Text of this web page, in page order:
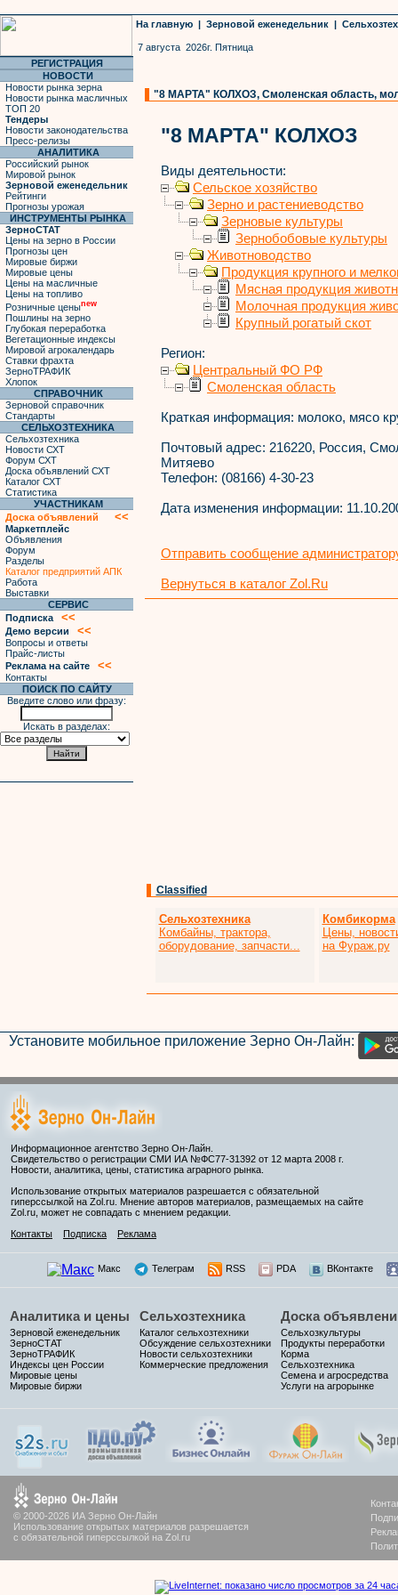
На главную | Зерновой еженедельник |
7 августа 2026г. Пятница
РЕГИСТРАЦИЯ
НОВОСТИ
Новости рынка зерна
Новости рынка масличных
ТОП 20
Тендеры
Новости законодательства
Пресс-релизы
АНАЛИТИКА
Российский рынок
Мировой рынок
Зерновой еженедельник
Рейтинги
Прогнозы урожая
ИНСТРУМЕНТЫ РЫНКА
ЗерноСТАТ
Цены на зерно в России
Прогнозы цен
Мировые биржи
Мировые цены
Цены на масличные
Цены на топливо
Розничные ценыnew
Пошлины на зерно
Глубокая переработка
Вегетационные индексы
Мировой агрокалендарь
Ставки фрахта
ЗерноТРАФИК
Хлопок
СПРАВОЧНИК
Зерновой справочник
Стандарты
СЕЛЬХОЗТЕХНИКА
Сельхозтехника
Новости СХТ
Форум СХТ
Доска объявлений СХТ
Каталог СХТ
Статистика
УЧАСТНИКАМ
Доска объявлений
<<
Маркетплейс
Объявления
Форум
Разделы
Каталог предприятий АПК
Работа
Выставки
СЕРВИС
Подписка
<<
Демо версии <<
Вопросы и ответы
Прайс-листы
Реклама на сайте
<<
Контакты
ПОИСК ПО САЙТУ
Введите слово или фразу:
Искать в разделах:
"8 МАРТА" КОЛХОЗ, Смоленская область,
"8 МАРТА" КОЛХОЗ
Виды деятельности:
Сельское хозяйство
Зерно и растениеводство
Зерновые культуры
Зернобобовые культуры
Животноводство
Продукция крупного и
Мясная продукция
Молочная продукция
Крупный рогатый скот
Регион:
Центральный ФО РФ
Смоленская область
Краткая информация: молоко, мясо
Почтовый адрес: 216220, Россия,
Митяево
Телефон: (08166) 4-30-23
Дата изменения информации:
Отправить сообщение
Вернуться в каталог Zol.Ru
Classified
Сельхозтехника
Комбайны, трактора,
оборудование, запчасти...
Комбикорма
Цены,
на Фураж.ру
Установите мобильное приложение Зерно Он-Лайн:
Информационное агентство Зерно Он-Лайн.
Свидетельство о регистрации СМИ ИА №ФС77-31392 от 12 марта 2008 г.
Новости, аналитика, цены, статистика аграрного рынка.
Использование открытых материалов разрешается с обязательной
гиперссылкой на Zol.ru. Мнение авторов материалов, размещаемых на сайте
Zol.ru, может не совпадать с мнением редакции.
Контакты
Подписка Реклама
Макс Телеграм RSS PDA ВКонтакте
Аналитика и цены
Зерновой еженедельник
ЗерноСТАТ
ЗерноТРАФИК
Индексы цен России
Мировые цены
Мировые биржи
Сельхозтехника
Каталог сельхозтехники
Обсуждение сельхозтехники
Новости сельхозтехники
Коммерческие предложения
Доска
Сельхозкультуры
Продукты переработки
Корма
Сельхозтехника
Семена и агросредства
Услуги на агрорынке
© 2000-2026 ИА Зерно Он-Лайн
Использование открытых материалов разрешается
с обязательной гиперссылкой на Zol.ru